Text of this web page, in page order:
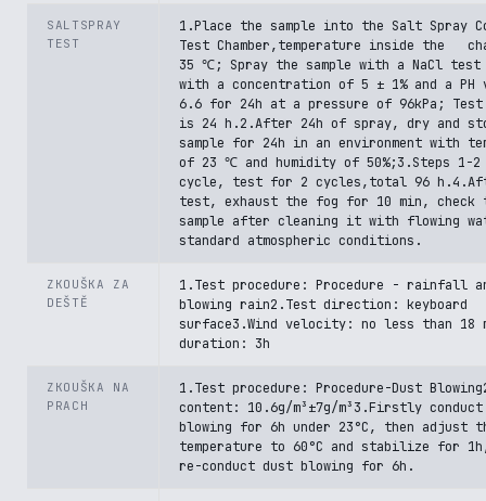
SALTSPRAY
TEST
1.Place the sample into the Salt Spray
Test Chamber,temperature inside the
35 ℃; Spray the sample with a NaCl
with a concentration of 5 ± 1% and a PH
6.6 for 24h at a pressure of 96kPa;
is 24 h.2.After 24h of spray, dry and
sample for 24h in an environment with
of 23 ℃ and humidity of 50%;3.Steps 1-2
cycle, test for 2 cycles,total 96
test, exhaust the fog for 10 min, check
sample after cleaning it with flowing
standard atmospheric conditions.
ZKOUŠKA ZA
DEŠTĚ
1.Test procedure: Procedure - rainfall
blowing rain2.Test direction: keyboard
surface3.Wind velocity: no less than 18
duration: 3h
ZKOUŠKA NA
PRACH
1.Test procedure: Procedure-Dust
content: 10.6g/m³±7g/m³3.Firstly
blowing for 6h under 23°C, then adjust
temperature to 60°C and stabilize for
re-conduct dust blowing for 6h.